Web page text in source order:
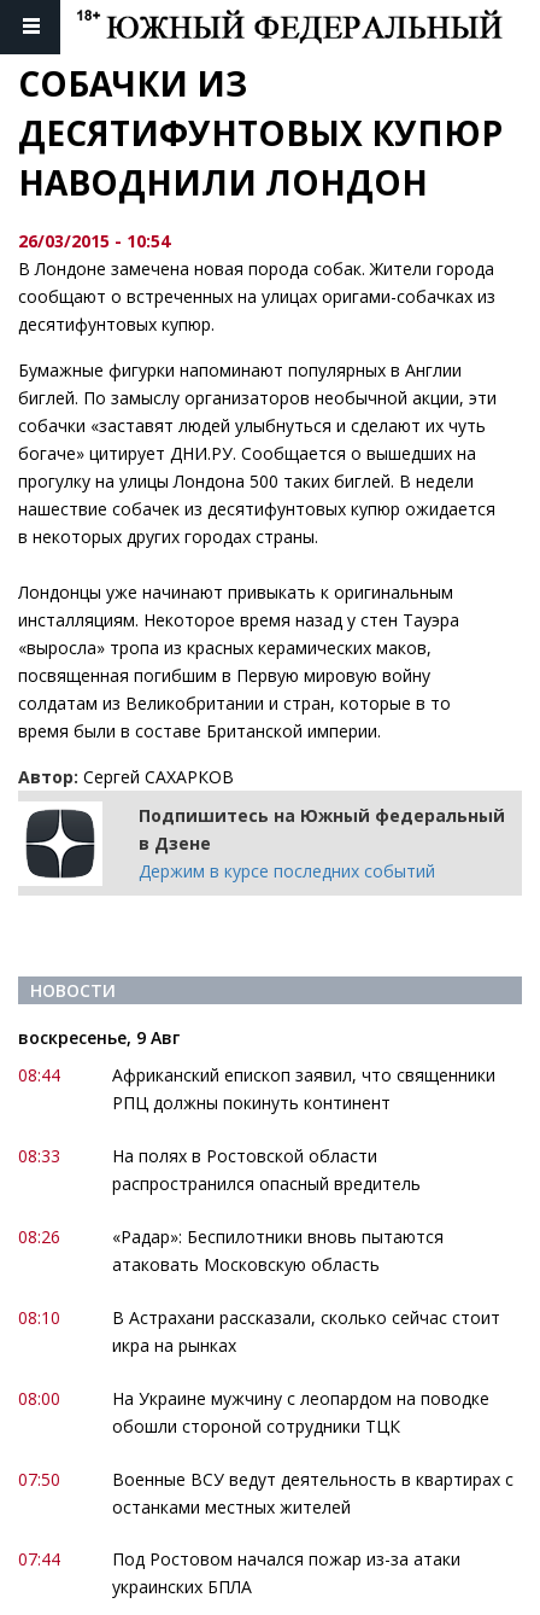
СОБАЧКИ ИЗ
ДЕСЯТИФУНТОВЫХ КУПЮР
НАВОДНИЛИ ЛОНДОН
26/03/2015 - 10:54
В Лондоне замечена новая порода собак. Жители города
сообщают о встреченных на улицах оригами-собачках из
десятифунтовых купюр.
Бумажные фигурки напоминают популярных в Англии
биглей. По замыслу организаторов необычной акции, эти
собачки «заставят людей улыбнуться и сделают их чуть
богаче» цитирует ДНИ.РУ. Сообщается о вышедших на
прогулку на улицы Лондона 500 таких биглей. В недели
нашествие собачек из десятифунтовых купюр ожидается
в некоторых других городах страны.
Лондонцы уже начинают привыкать к оригинальным
инсталляциям. Некоторое время назад у стен Тауэра
«выросла» тропа из красных керамических маков,
посвященная погибшим в Первую мировую войну
солдатам из Великобритании и стран, которые в то
время были в составе Британской империи.
Автор: Сергей САХАРКОВ
Подпишитесь на Южный федеральный
в Дзене
Держим в курсе последних событий
НОВОСТИ
воскресенье, 9 Авг
08:44
Африканский епископ заявил, что священники
РПЦ должны покинуть континент
08:33
На полях в Ростовской области
распространился опасный вредитель
08:26
«Радар»: Беспилотники вновь пытаются
атаковать Московскую область
08:10
В Астрахани рассказали, сколько сейчас стоит
икра на рынках
08:00
На Украине мужчину с леопардом на поводке
обошли стороной сотрудники ТЦК
07:50
Военные ВСУ ведут деятельность в квартирах с
останками местных жителей
07:44
Под Ростовом начался пожар из-за атаки
украинских БПЛА